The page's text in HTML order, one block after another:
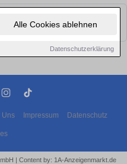
Alle Cookies ablehnen
Datenschutzerklärung
Autos finden. Schauen Sie
Uns Impressum Datenschutz
| Content by: 1A-Anzeigenmarkt.de